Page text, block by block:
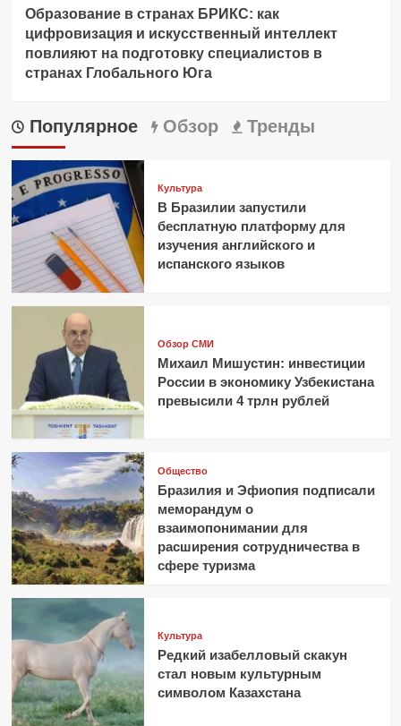
Образование в странах БРИКС: как
цифровизация и искусственный интеллект
повлияют на подготовку специалистов в
странах Глобального Юга
Популярное Обзор Тренды
Культура
В Бразилии запустили
бесплатную платформу для
изучения английского и
испанского языков
Обзор СМИ
Михаил Мишустин: инвестиции
России в экономику Узбекистана
превысили 4 трлн рублей
Общество
Бразилия и Эфиопия подписали
меморандум о
взаимопонимании для
расширения сотрудничества в
сфере туризма
Культура
Редкий изабелловый скакун
стал новым культурным
символом Казахстана